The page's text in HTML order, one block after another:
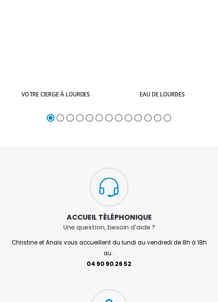
VOTRE CIERGE À LOURDES EAU DE LOURDES
ACCUEIL TÉLÉPHONIQUE
Une question, besoin d'aide ?
Christine et Anaïs vous accueillent du lundi au vendredi de 8h à 18h
au :
04 90 90 26 52